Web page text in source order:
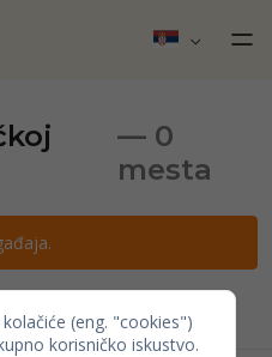
— 0
mesta
(eng. "cookies")
korisničko iskustvo.